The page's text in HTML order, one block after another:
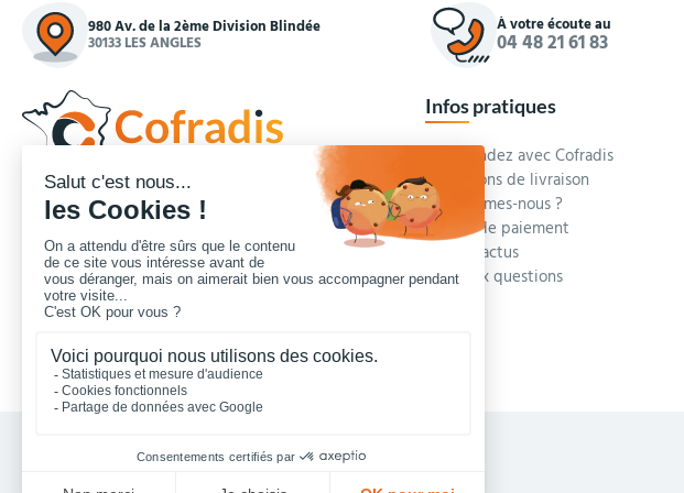
980 Av. de la 2ème Division Blindée
30133 LES ANGLES
À votre écoute au
04 48 21 61 83
Concepteur et fournisseur de mobilier urbain,
Cofradis répond aux besoins d'équipements des
services des collectivités locales, des entreprises
de travaux publics, lycées, écoles.
Nous contacter
Infos pratiques
Commandez avec Cofradis
Conditions de livraison
Qui sommes-nous ?
Modes de paiement
Blog et actus
Foire aux questions
Vos achats collectivités en ligne sécurisés 7 J/7